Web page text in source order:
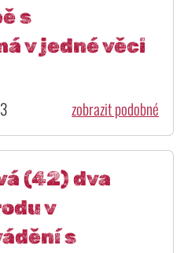
s
v jedné věci
zobrazit podobné
(42) dva
v
s